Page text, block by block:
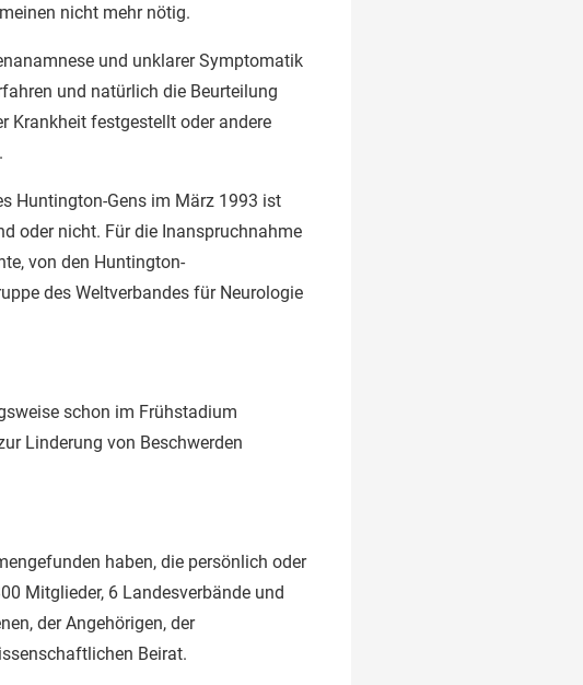
nicht mehr nötig.
und unklarer Symptomatik
und natürlich die Beurteilung
Krankheit festgestellt oder andere
Huntington-Gens im März 1993 ist
oder nicht. Für die Inanspruchnahme
von den Huntington-
des Weltverbandes für Neurologie
schon im Frühstadium
Linderung von Beschwerden
haben, die persönlich oder
Mitglieder, 6 Landesverbände und
der Angehörigen, der
Beirat.